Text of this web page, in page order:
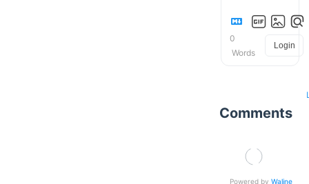
0
Words
Login
Comments
Powered by Waline